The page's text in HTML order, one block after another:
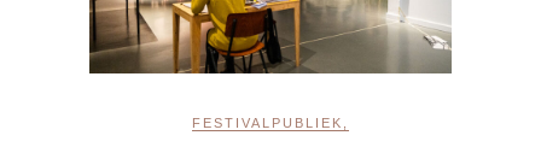
FESTIVALPUBLIEK